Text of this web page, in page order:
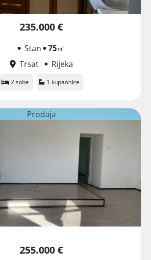
235.000 €
Stan 75㎡
Trsat
Rijeka
2 sobe 1 kupaonice
Prodaja
255.000 €